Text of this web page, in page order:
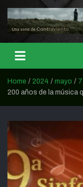
Home 2024 mayo
7
200 años de la música